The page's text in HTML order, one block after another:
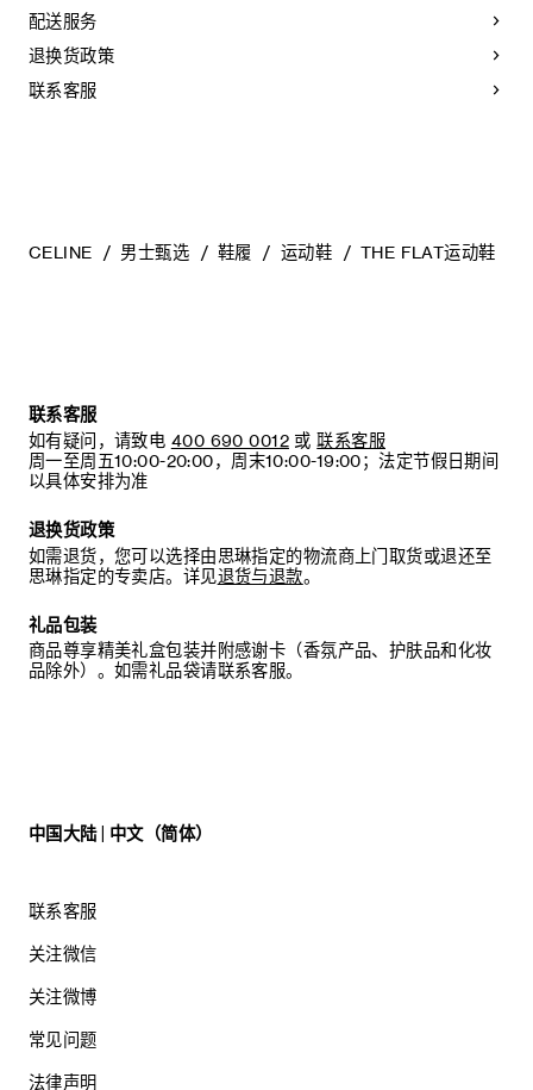
系带鞋
皮革内底
橡胶外底
意大利制造
编号：364575482C.GKP4
泽。为了让您的鞋履历久弥新，我们建议您遵循以下保养方
法：
- 避免接触水、油、香水和化妆品。如果鞋子不慎沾湿，请使用
擦拭皮革，微湿时可擦拭织物面料。
配送服务
退换货政策
联系客服
CELINE 男士甄选 鞋履 运动鞋 THE FLAT运动鞋
联系客服
如有疑问，请致电 400 690 0012 或 联系客服
周一至周五10:00-20:00，周末10:00-19:00；法定节假日期间
以具体安排为准
退换货政策
如需退货，您可以选择由思琳指定的物流商上门取货或退还至
思琳指定的专卖店。详见退货与退款。
礼品包装
商品尊享精美礼盒包装并附感谢卡（香氛产品、护肤品和化妆
品除外）。如需礼品袋请联系客服。
中国大陆 | 中文（简体）
联系客服
关注微信
关注微博
常见问题
法律声明